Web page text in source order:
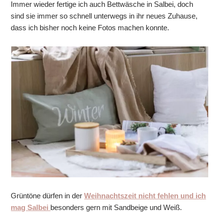
Immer wieder fertige ich auch Bettwäsche in Salbei, doch
sind sie immer so schnell unterwegs in ihr neues Zuhause,
dass ich bisher noch keine Fotos machen konnte.
Grüntöne dürfen in derWeihnachtszeit nicht fehlen und ich
mag Salbei besonders gern mit Sandbeige und Weiß.